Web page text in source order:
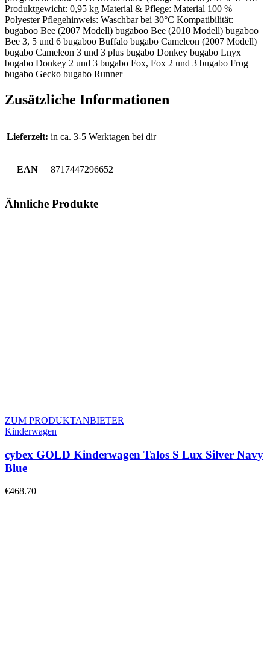
Produktgewicht: 0,95 kg Material & Pflege: Material 100 %
Polyester Pflegehinweis: Waschbar bei 30°C Kompatibilität:
bugaboo Bee (2007 Modell) bugaboo Bee (2010 Modell) bugaboo
Bee 3, 5 und 6 bugaboo Buffalo bugabo Cameleon (2007 Modell)
bugabo Cameleon 3 und 3 plus bugabo Donkey bugabo Lnyx
bugabo Donkey 2 und 3 bugabo Fox, Fox 2 und 3 bugabo Frog
bugabo Gecko bugabo Runner
Zusätzliche Informationen
Lieferzeit: in ca. 3-5 Werktagen bei dir
EAN 8717447296652
Ähnliche Produkte
ZUM PRODUKTANBIETER
Kinderwagen
cybex GOLD Kinderwagen Talos S Lux Silver Navy
Blue
€468.70